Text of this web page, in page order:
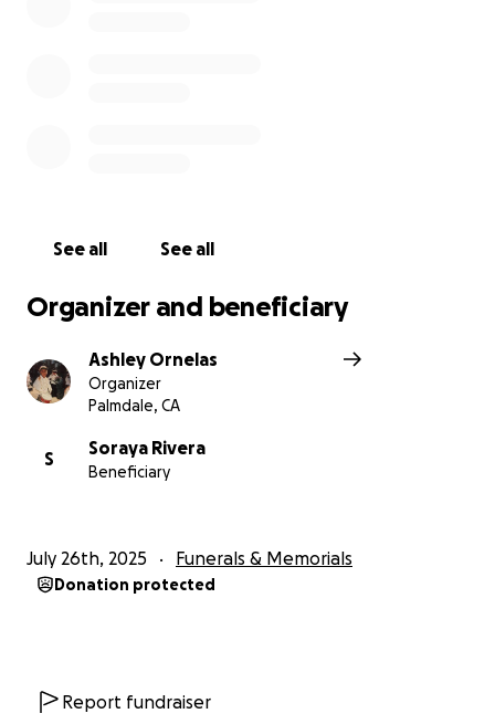
See all See all
Organizer and beneficiary
Ashley Ornelas
Organizer
Palmdale, CA
S
Soraya Rivera
Beneficiary
July 26th, 2025 Funerals & Memorials
Donation protected
Report fundraiser